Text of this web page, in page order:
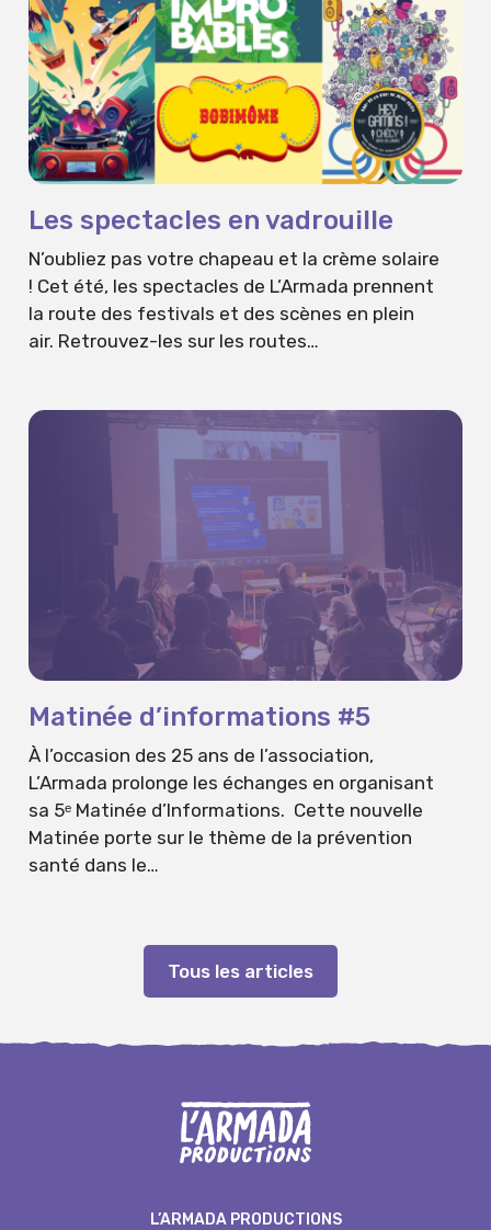
Les spectacles en vadrouille
N’oubliez pas votre chapeau et la crème solaire
! Cet été, les spectacles de L’Armada prennent
la route des festivals et des scènes en plein
air. Retrouvez-les sur les routes…
Matinée d’informations #5
À l’occasion des 25 ans de l’association,
L’Armada prolonge les échanges en organisant
sa 5ᵉ Matinée d’Informations. Cette nouvelle
Matinée porte sur le thème de la prévention
santé dans le…
Tous les articles
L’ARMADA PRODUCTIONS